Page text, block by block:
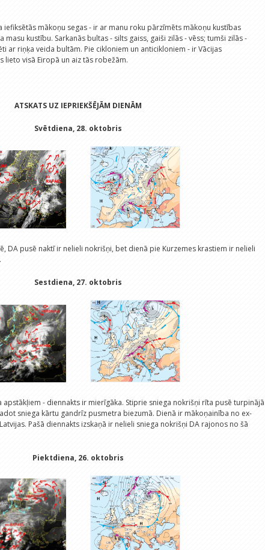
iefiksētās mākoņu segas - ir ar manu roku pārzīmēts mākoņu kustības
kustību. Sarkanās bultas - silts gaiss, gaiši zilās - vēss; tumši zilās -
ar riņķa veida bultām. Pie cikloniem un anticikloniem - ir Vācijas
visā Eiropā un aiz tās robežām.
ATSKATS UZ IEPRIEKŠĒJĀM DIENĀM
Svētdiena, 28. oktobris
DA pusē naktī ir nelieli nokrišņi, bet dienā pie Kurzemes krastiem ir nelieli
Sestdiena, 27. oktobris
- diennakts ir mierīgāka. Stiprie sniega nokrišņi rīta pusē
sniega kārtu gandrīz pusmetra biezumā. Dienā ir mākoņainība no ex-
Pašā diennakts izskaņā ir nelieli sniega nokrišņi DA rajonos no šā
Piektdiena, 26. oktobris